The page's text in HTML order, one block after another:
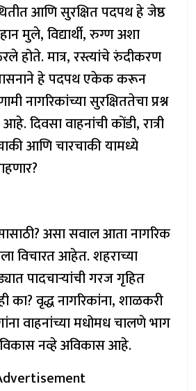
आणि सुरक्षित पदपथ हे जेष्ठ
मुले, विद्यार्थी, रुग्ण अशा
होते. मात्र, रस्त्यांचे रुंदीकरण
हे पदपथ एकेक करून
नागरिकांच्या सुरक्षिततेचा प्रश्न
दिवसा वाहनांची कोंडी, रात्री
आणि चारचाकी यामध्ये
असा सवाल आता नागरिक
विचारत आहेत. शहराच्या
पादचाऱ्यांची गरज गृहित
का? वृद्ध नागरिकांना, शाळकरी
वाहनांच्या मधोमध चालणे भाग
नव्हे अविकास आहे.